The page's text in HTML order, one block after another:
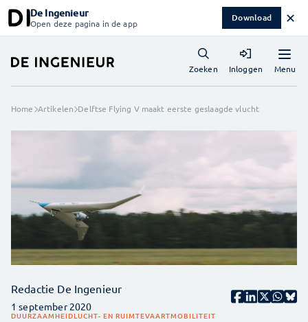
De Ingenieur
Open deze pagina in de app Download ✕
Menu
Zoeken Inloggen
Home Artikelen Delftse Flying V maakt eerste geslaagde vlucht
Redactie De Ingenieur
1 september 2020
DUURZAAMHEIDLUCHT- EN RUIMTEVAARTMOBILITEIT